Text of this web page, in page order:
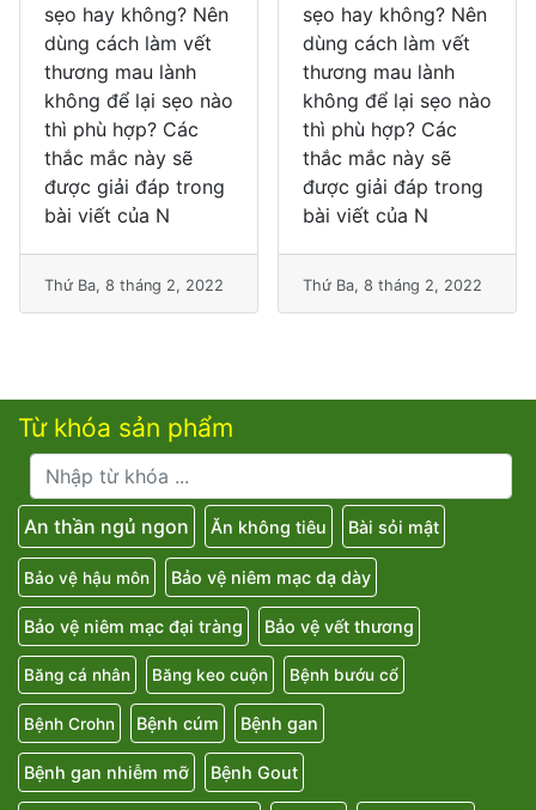
sẹo hay không? Nên
dùng cách làm vết
thương mau lành
không để lại sẹo nào
thì phù hợp? Các
thắc mắc này sẽ
được giải đáp trong
bài viết của N
Thứ Ba, 8 tháng 2, 2022
sẹo hay không? Nên
dùng cách làm vết
thương mau lành
không để lại sẹo nào
thì phù hợp? Các
thắc mắc này sẽ
được giải đáp trong
bài viết của N
Thứ Ba, 8 tháng 2, 2022
Từ khóa sản phẩm
An thần ngủ ngon Ăn không tiêu Bài sỏi mật
Bảo vệ hậu môn Bảo vệ niêm mạc dạ dày
Bảo vệ niêm mạc đại tràng Bảo vệ vết thương
Băng cá nhân Băng keo cuộn Bệnh bướu cổ
Bệnh Crohn Bệnh cúm Bệnh gan
Bệnh gan nhiễm mỡ Bệnh Gout